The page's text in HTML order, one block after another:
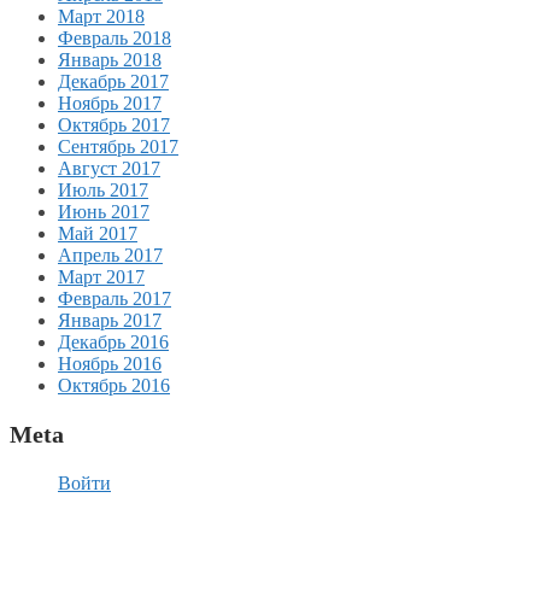
Март 2018
Февраль 2018
Январь 2018
Декабрь 2017
Ноябрь 2017
Октябрь 2017
Сентябрь 2017
Август 2017
Июль 2017
Июнь 2017
Май 2017
Апрель 2017
Март 2017
Февраль 2017
Январь 2017
Декабрь 2016
Ноябрь 2016
Октябрь 2016
Meta
Войти